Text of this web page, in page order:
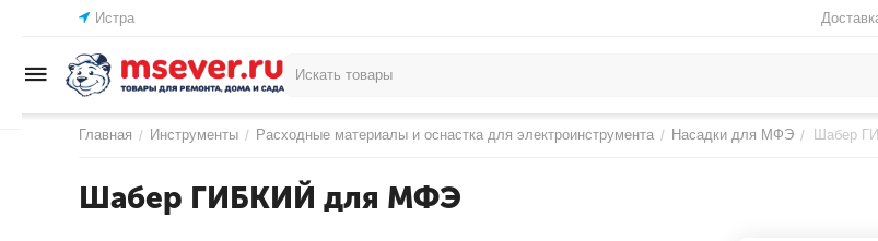
Истра
Главная / Инструменты / Расходные материалы и оснастка для электроинструмента / Насадки для МФЭ / Шабер
Шабер ГИБКИЙ для МФЭ